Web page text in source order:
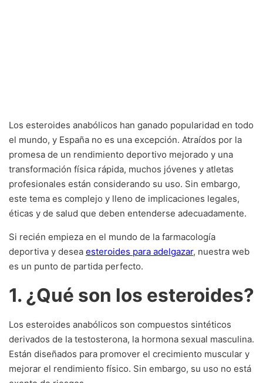
Los esteroides anabólicos han ganado popularidad en todo
el mundo, y España no es una excepción. Atraídos por la
promesa de un rendimiento deportivo mejorado y una
transformación física rápida, muchos jóvenes y atletas
profesionales están considerando su uso. Sin embargo,
este tema es complejo y lleno de implicaciones legales,
éticas y de salud que deben entenderse adecuadamente.
Si recién empieza en el mundo de la farmacología
deportiva y desea esteroides para adelgazar, nuestra web
es un punto de partida perfecto.
1. ¿Qué son los esteroides?
Los esteroides anabólicos son compuestos sintéticos
derivados de la testosterona, la hormona sexual masculina.
Están diseñados para promover el crecimiento muscular y
mejorar el rendimiento físico. Sin embargo, su uso no está